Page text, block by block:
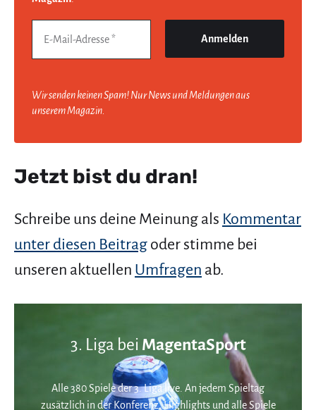
Wir senden keinen Spam! Nur News und Meldungen aus
unserem Magazin.
Jetzt bist du dran!
Schreibe uns deine Meinung als Kommentar
unter diesen Beitrag oder stimme bei
unseren aktuellen Umfragen ab.
3. Liga bei MagentaSport
Alle 380 Spiele der 3. Liga live. An jedem Spieltag
zusätzlich in der Konferenz. Highlights und alle Spiele